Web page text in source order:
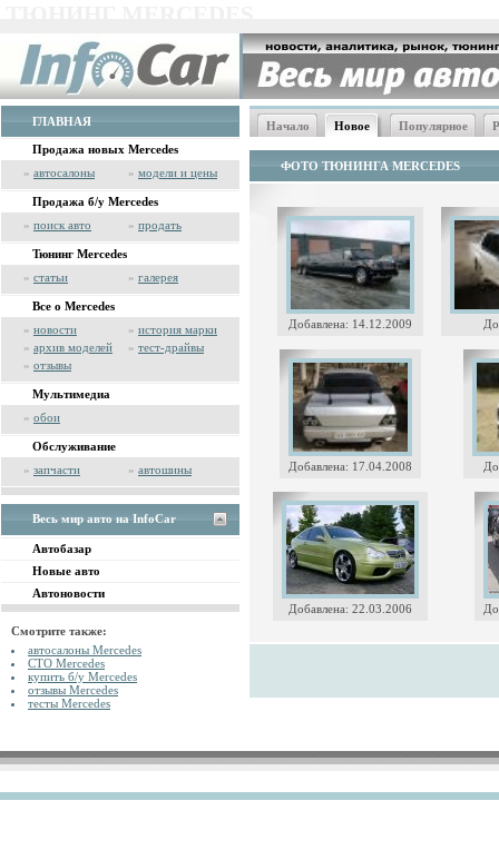
ГЛАВНАЯ
Продажа новых Mercedes
» автосалоны » модели и цены
Продажа б/у Mercedes
» поиск авто » продать
Тюнинг Mercedes
» статьи » галерея
Все о Mercedes
» новости » история марки
» архив моделей » тест-драйвы
» отзывы
Мультимедиа
» обои
Обслуживание
» запчасти » автошины
Весь мир авто на InfoCar
Автобазар
Новые авто
Автоновости
Смотрите также:
автосалоны Mercedes
СТО Mercedes
купить б/у Mercedes
отзывы Mercedes
тесты Mercedes
Начало Новое Популярное
ФОТО ТЮНИНГА MERCEDES
Добавлена: 14.12.2009
Добавлена: 17.04.2008
Добавлена: 22.03.2006